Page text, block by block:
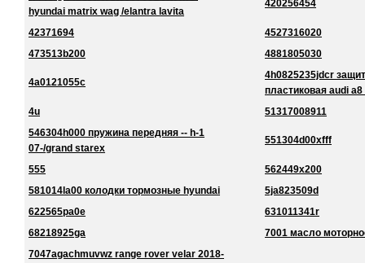
hyundai matrix wag /elantra lavita
420256454
42371694
4527316020
473513b200
4881805030
4a0121055c
4h0825235jdcr
пластиковая audi
4u
51317008911
546304h000 пружина передняя -- h-1
07-/grand starex
551304d00xfff
555
562449x200
581014la00 колодки тормозные hyundai
5ja823509d
622565pa0e
631011341r
68218925ga
7001 масло
7047agachmuvwz range rover velar 2018-